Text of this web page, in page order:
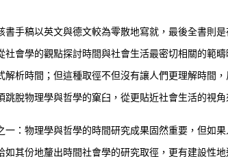
手稿以英文與德文較為零散地寫就，最後全書則
會學的觀點探討時間與社會生活最密切相關的
析時間；但這種取徑不但沒有讓人們更理解時
脫物理學與哲學的窠臼，從更貼近社會生活的視角
：物理學與哲學的時間研究成果固然重要，但如
其份地釐出時間社會學的研究取徑，更有建設性地